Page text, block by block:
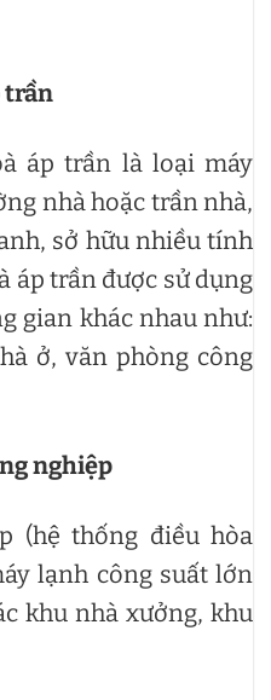
trần
áp trần là loại máy
nhà hoặc trần nhà,
sở hữu nhiều tính
áp trần được sử dụng
gian khác nhau như:
ở, văn phòng công
nghiệp
(hệ thống điều hòa
lạnh công suất lớn
khu nhà xưởng, khu